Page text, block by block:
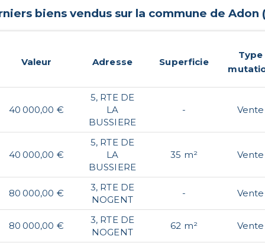
biens vendus sur la commune de Adon (
Valeur Adresse Superficie
Type
40 000,00 €
5, RTE DE
LA
BUSSIERE
- Vente
40 000,00 €
5, RTE DE
LA
BUSSIERE
35 m² Vente
80 000,00 €
3, RTE DE
NOGENT
- Vente
80 000,00 €
3, RTE DE
NOGENT
62 m² Vente